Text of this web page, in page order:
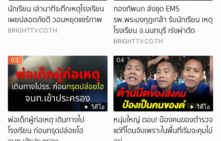
นักเรียน เล่านาทีระทึกเหตุโรงเรียน
เผยปลอดภัยดี วอนหยุดแชร์ภาพ
BRIGHTTV.CO.TH
กองทัพบก ส่งชุด EMS
รพ.พระมงกุฎเกล้า รับนักเรียน เหตุ
โรงเรียน จ.นนทบุรี เร่งผ่าตัด
BRIGHTTV.CO.TH
วิดีโอ
03
พ่อเด็กผู้ก่อเหตุ เดินทางไป
โรงเรียน ก่อนทรุดปล่อยโฮ
วิดีโอ
04
หนุ่มใหญ่ ตอบ! ป๋องคนของตำรวจ
แต่ที่โดนจับเพราะในพื้นที่เริ่มจะคุมไม่